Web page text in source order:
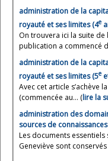
administration de la
royauté et ses limites (4e
On trouvera ici la suite de
publication a commencé
administration de la
royauté et ses limites (5e
Avec cet article s’achève
(commencée au... (lire la
administration des
sources de
Les documents essentiels
Geneviève sont conservés